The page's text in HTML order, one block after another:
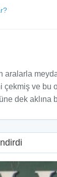
aralarla
ve bu
dek aklına